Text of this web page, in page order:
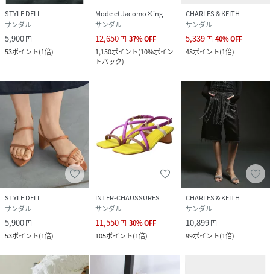
STYLE DELI
サンダル
5,900円
53ポイント(1倍)
Mode et Jacomo×ing
サンダル
12,650円 37%OFF
1,150ポイント(10%ポイン
トバック)
CHARLES & KEITH
サンダル
5,339円 40%OFF
48ポイント(1倍)
STYLE DELI
サンダル
5,900円
53ポイント(1倍)
INTER-CHAUSSURES
サンダル
11,550円 30%OFF
105ポイント(1倍)
CHARLES & KEITH
サンダル
10,899円
99ポイント(1倍)